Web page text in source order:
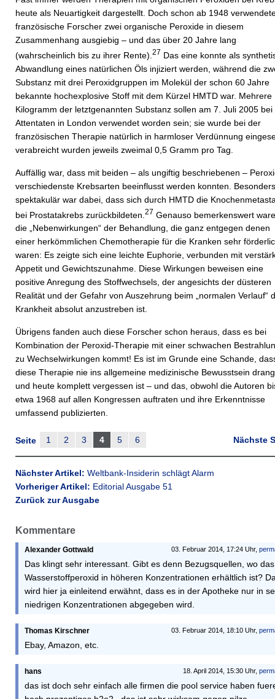
heute als Neuartigkeit dargestellt. Doch schon ab 1948
französische Forscher zwei organische Peroxide in diesem
Zusammenhang ausgiebig – und das über 20 Jahre lang
(wahrscheinlich bis zu ihrer Rente). 27 Das eine konnte als
Abwandlung eines natürlichen Öls injiziert werden, während die
Substanz mit drei Peroxidgruppen im Molekül der schon 60 Jahre
bekannte hochexplosive Stoff mit dem Kürzel HMTD war. Mehrere
Kilogramm der letztgenannten Substanz sollen am 7. Juli 2005 bei
Attentaten in London verwendet worden sein; sie wurde bei der
französischen Therapie natürlich in harmloser Verdünnung
verabreicht wurden jeweils zweimal 0,5 Gramm pro Tag.
Auffällig war, dass mit beiden – als ungiftig beschriebenen –
verschiedenste Krebsarten beeinflusst werden konnten. Besonders
spektakulär war dabei, dass sich durch HMTD die
bei Prostatakrebs zurückbildeten. 27 Genauso bemerkenswert
die „Nebenwirkungen“ der Behandlung, die ganz entgegen denen
einer herkömmlichen Chemotherapie für die Kranken sehr
waren: Es zeigte sich eine leichte Euphorie, verbunden mit
Appetit und Gewichtszunahme. Diese Wirkungen beweisen eine
positive Anregung des Stoffwechsels, der angesichts der düsteren
Realität und der Gefahr von Auszehrung beim „normalen Verlauf“
Krankheit absolut anzustreben ist.
Übrigens fanden auch diese Forscher schon heraus, dass es bei
Kombination der Peroxid-Therapie mit einer schwachen
zu Wechselwirkungen kommt! Es ist im Grunde eine Schande,
diese Therapie nie ins allgemeine medizinische Bewusstsein drang
und heute komplett vergessen ist – und das, obwohl die Autoren
etwa 1968 auf allen Kongressen auftraten und ihre Erkenntnisse
umfassend publizierten.
Nächste
Seite 1 2 3 4 5 6
Nächster Artikel: Weltbank-Insiderin schlägt Alarm
Vorheriger Artikel: Editorial Ausgabe 51
Zurück zur Ausgabe
Kommentare
03. Februar 2014, 17:24 Uhr,
Alexander Gottwald
Das klingt sehr interessant. Gibt es denn Bezugsquellen, wo das
Wasserstoffperoxid in höheren Konzentrationen erhältlich ist?
wird hier ja einleitend erwähnt, dass es in der Apotheke nur in
niedrigen Konzentrationen abgegeben wird.
03. Februar 2014, 18:10 Uhr,
Thomas Kirschner
Ebay, Amazon, etc.
18. April 2014, 15:30 Uhr,
hans
das ist doch sehr einfach alle firmen die pool service haben